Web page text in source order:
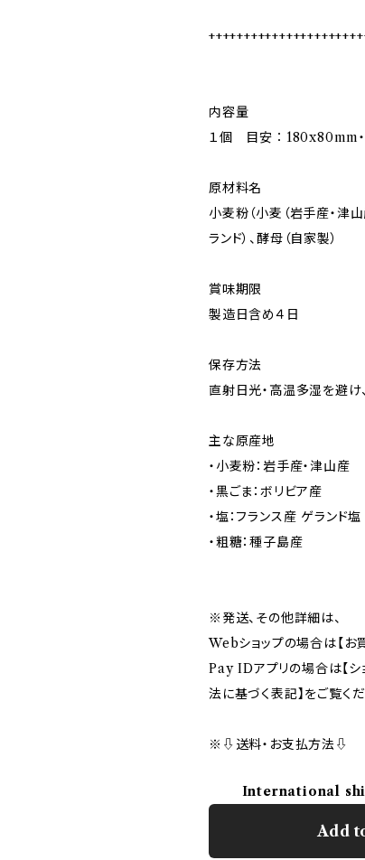
内容量
１個 目安∶180x80mm
原材料名
小麦粉（小麦（岩手産・津山
ランド）、酵母（自家製）
賞味期限
製造日含め４日
保存方法
直射日光・高温多湿を避け
主な原産地
・小麦粉：岩手産・津山産
・黒ごま：ボリビア産
・塩：フランス産 ゲランド塩
・粗糖：種子島産
※発送、その他詳細は、
Webショップの場合は【お
Pay IDアプリの場合は【シ
法に基づく表記】をご覧くだ
※⇩送料・お支払方法⇩
International
Add